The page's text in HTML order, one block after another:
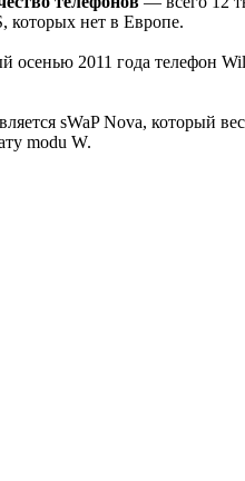
которых нет в Европе.
осенью 2011 года телефон
sWaP Nova, который
modu W.